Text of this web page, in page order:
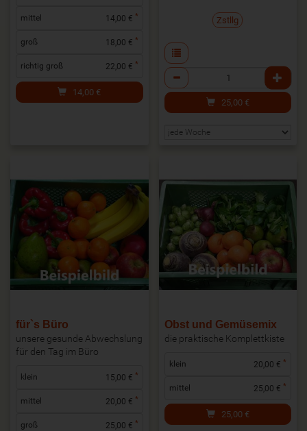
mittel 14,00 € *
groß 18,00 € *
richtig groß 22,00 € *
14,00 €
Zstllg
Anzahl
25,00 €
für`s Büro
unsere gesunde Abwechslung
für den Tag im Büro
klein 15,00 € *
mittel 20,00 € *
groß 25,00 € *
Obst und Gemüsemix
die praktische Komplettkiste
klein 20,00 € *
mittel 25,00 € *
25,00 €